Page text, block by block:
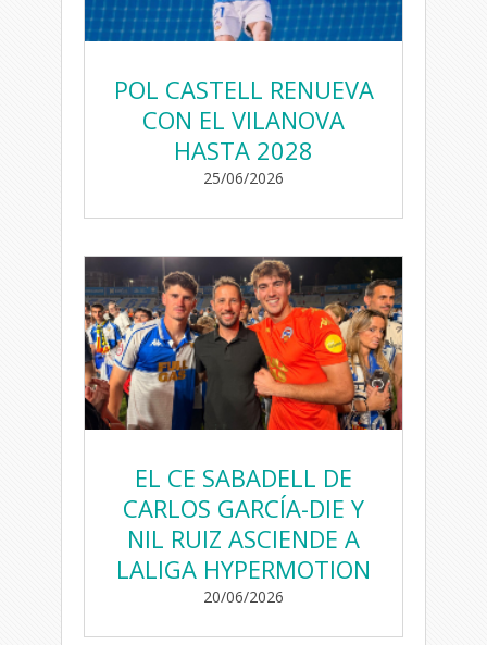
POL CASTELL RENUEVA
CON EL VILANOVA
HASTA 2028
25/06/2026
EL CE SABADELL DE
CARLOS GARCÍA-DIE Y
NIL RUIZ ASCIENDE A
LALIGA HYPERMOTION
20/06/2026